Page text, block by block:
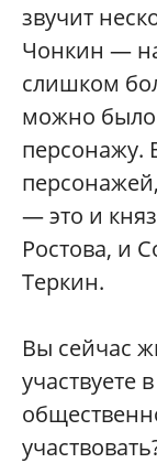
звучит
Чонкин —
слишком
можно было
персонажу.
— это и
Ростова, и
Теркин.
Вы сейчас
участвуете